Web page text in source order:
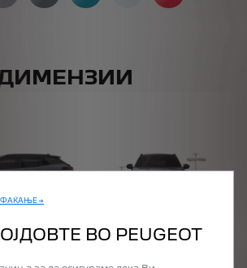
→
ВО PEUGEOT